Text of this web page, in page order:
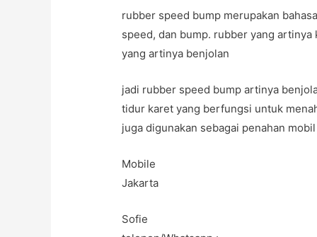
rubber speed bump merupakan
speed, dan bump. rubber yang
yang artinya benjolan
jadi rubber speed bump artinya
tidur karet yang berfungsi untuk
juga digunakan sebagai penahan
Mobile
Jakarta
Sofie